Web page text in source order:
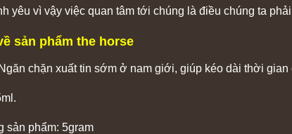
yêu vì vậy việc quan tâm tới chúng là điều chúng ta
sản phẩm the horse
chặn xuất tin sớm ở nam giới, giúp kéo dài thời gian
sản phẩm: 5gram